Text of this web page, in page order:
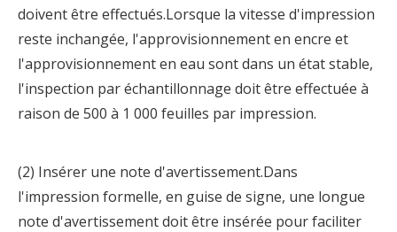
doivent être effectués.Lorsque la vitesse d'impression
reste inchangée, l'approvisionnement en encre et
l'approvisionnement en eau sont dans un état stable,
l'inspection par échantillonnage doit être effectuée à
raison de 500 à 1 000 feuilles par impression.
(2) Insérer une note d'avertissement.Dans
l'impression formelle, en guise de signe, une longue
note d'avertissement doit être insérée pour faciliter